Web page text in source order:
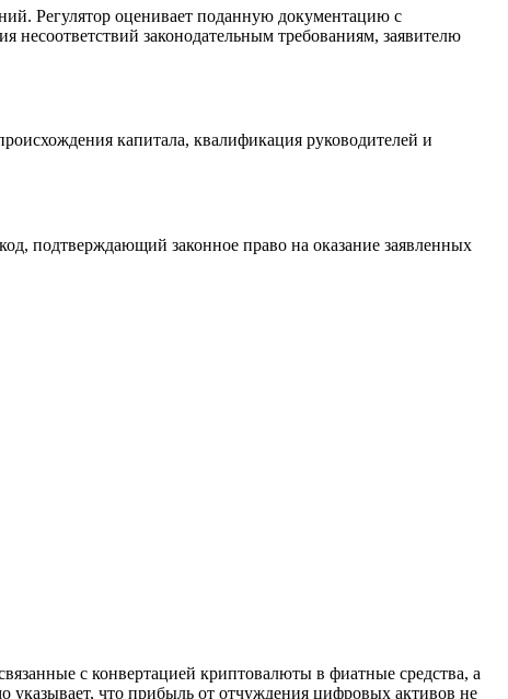
Регулятор оценивает поданную документацию с
законодательным требованиям, заявителю
капитала, квалификация руководителей и
подтверждающий законное право на оказание заявленных
с конвертацией криптовалюты в фиатные средства, а
указывает, что прибыль от отчуждения цифровых активов не